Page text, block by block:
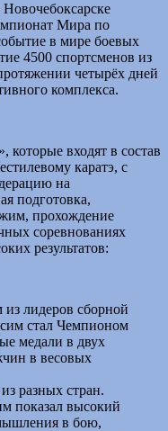
Мира по
в мире боевых
4500 спортсменов из
четырёх дней
комплекса.
входят в состав
каратэ, с
на
подготовка,
прохождение
соревнованиях
результатов:
лидеров сборной
стал Чемпионом
медали в двух
в весовых
разных стран.
показал высокий
в бою,